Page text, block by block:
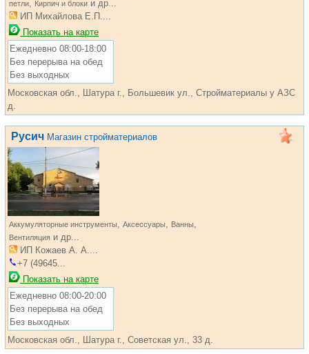
петли, Кирпич и блоки и др...
ИП Михайлова Е.П....
Показать на карте
Ежедневно 08:00-18:00
Без перерыва на обед
Без выходных
Московская обл., Шатура г., Большевик ул., Стройматериалы у АЗС
д.
Русич Магазин стройматериалов
Аккумуляторные инструменты, Аксессуары, Ванны,
Вентиляция и др...
ИП Кожаев А. А....
+7 (49645...
Показать на карте
Ежедневно 08:00-20:00
Без перерыва на обед
Без выходных
Московская обл., Шатура г., Советская ул., 33 д.